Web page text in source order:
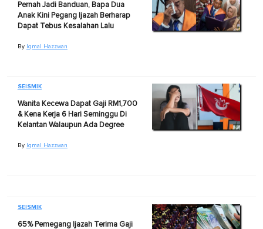
Pernah Jadi Banduan, Bapa Dua
Anak Kini Pegang Ijazah Berharap
Dapat Tebus Kesalahan Lalu
By Iqmal Hazzwan
SEISMIK
Wanita Kecewa Dapat Gaji RM1,700
& Kena Kerja 6 Hari Seminggu Di
Kelantan Walaupun Ada Degree
By Iqmal Hazzwan
SEISMIK
65% Pemegang Ijazah Terima Gaji